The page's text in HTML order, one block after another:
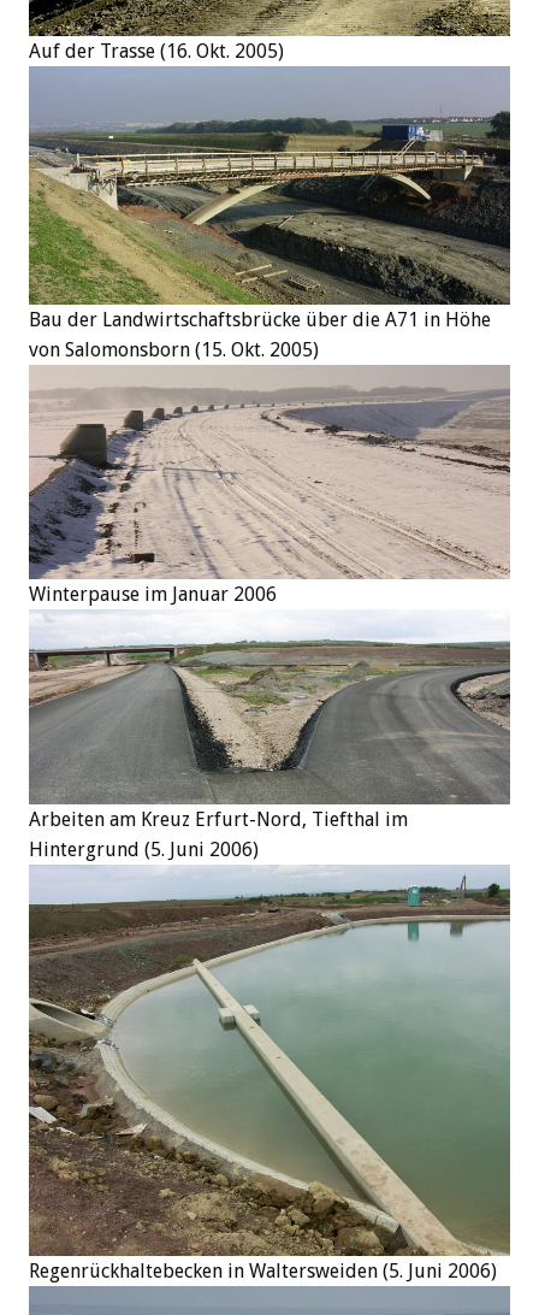
Auf der Trasse (16. Okt. 2005)
Bau der Landwirtschaftsbrücke über die A71 in Höhe
von Salomonsborn (15. Okt. 2005)
Winterpause im Januar 2006
Arbeiten am Kreuz Erfurt-Nord, Tiefthal im
Hintergrund (5. Juni 2006)
Regenrückhaltebecken in Waltersweiden (5. Juni 2006)